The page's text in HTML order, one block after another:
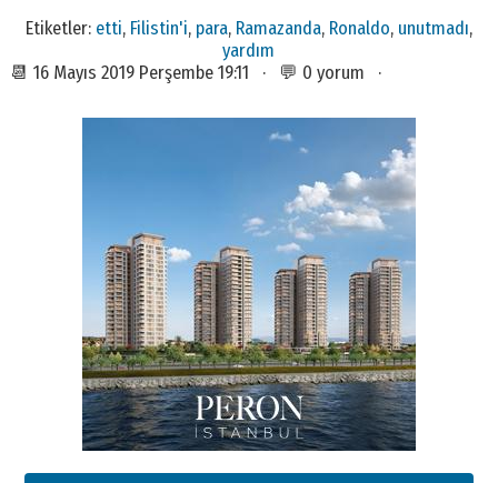
Etiketler: etti, Filistin'i, para, Ramazanda, Ronaldo, unutmadı,
yardım
📆 16 Mayıs 2019 Perşembe 19:11 · 💬 0 yorum ·